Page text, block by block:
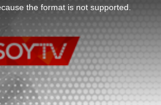
the format is not supported.